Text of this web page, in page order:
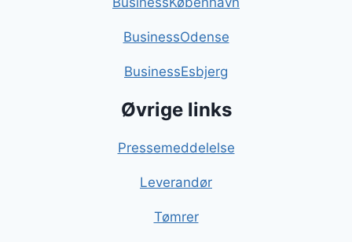
BusinessOdense
BusinessEsbjerg
Øvrige links
Pressemeddelelse
Leverandør
Tømrer